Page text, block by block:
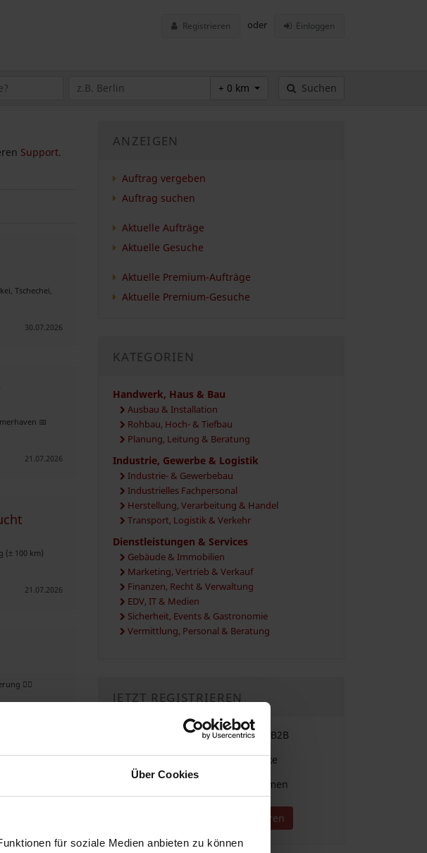
Über Cookies
für soziale Medien anbieten zu können
Registrieren oder Einloggen
+ 0 km Suchen
Support.
Tschechei,
30.07.2026
📅
21.07.2026
(± 100 km)
21.07.2026
👷‍♂️
gestellt. ..
04.07.2026
ANZEIGEN
Auftrag vergeben
Auftrag suchen
Aktuelle Aufträge
Aktuelle Gesuche
Aktuelle Premium-Aufträge
Aktuelle Premium-Gesuche
KATEGORIEN
Handwerk, Haus & Bau
Ausbau & Installation
Rohbau, Hoch- & Tiefbau
Planung, Leitung & Beratung
Industrie, Gewerbe & Logistik
Industrie- & Gewerbebau
Industrielles Fachpersonal
Herstellung, Verarbeitung & Handel
Transport, Logistik & Verkehr
Dienstleistungen & Services
Gebäude & Immobilien
Marketing, Vertrieb & Verkauf
Finanzen, Recht & Verwaltung
EDV, IT & Medien
Sicherheit, Events & Gastronomie
Vermittlung, Personal & Beratung
JETZT REGISTRIEREN
Einfache Vergabe & Suche im B2B
Für alle Branchen und Gewerke
Direkter Kontakt zu Unternehmen
Jetzt kostenlos registrieren